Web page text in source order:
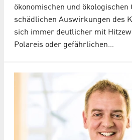
ökonomischen und ökologischen
schädlichen Auswirkungen des
sich immer deutlicher mit
Polareis oder gefährlichen…